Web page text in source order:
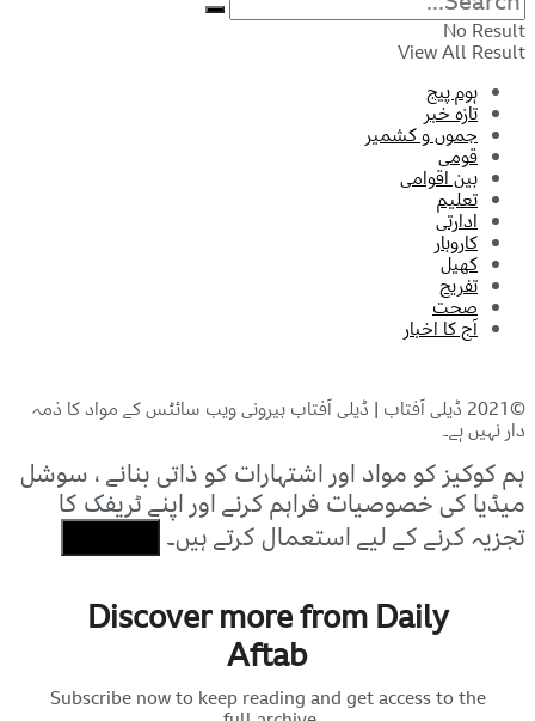
No Result
View All Result
ہوم پیج
تازہ خبر
جموں و کشمیر
قومی
بین اقوامی
تعلیم
ادارتی
کاروبار
کھیل
تفریح
صحت
آج کا اخبار
©2021 ڈیلی آفتاب | ڈیلی آفتاب بیرونی ویب سائٹس کے مواد کا ذمہ
دار نہیں ہے۔
ہم کوکیز کو مواد اور اشتہارات کو ذاتی بنانے ، سوشل
میڈیا کی خصوصیات فراہم کرنے اور اپنے ٹریفک کا
تجزیہ کرنے کے لیے استعمال کرتے ہیں۔
Discover more from Daily
Aftab
Subscribe now to keep reading and get access to the